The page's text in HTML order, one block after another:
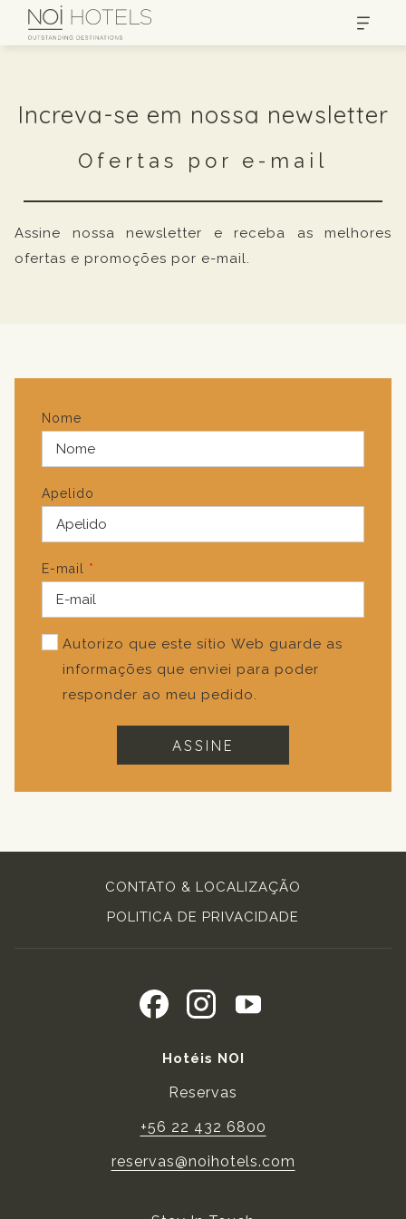
Increva-se em nossa newsletter
Ofertas por e-mail
Assine nossa newsletter e receba as melhores
ofertas e promoções por e-mail.
Nome
Apelido
E-mail *
Autorizo que este sítio Web guarde as
informações que enviei para poder
responder ao meu pedido.
ASSINE
CONTATO & LOCALIZAÇÃO
POLITICA DE PRIVACIDADE
Hotéis NOI
Reservas
+56 22 432 6800
reservas@noihotels.com